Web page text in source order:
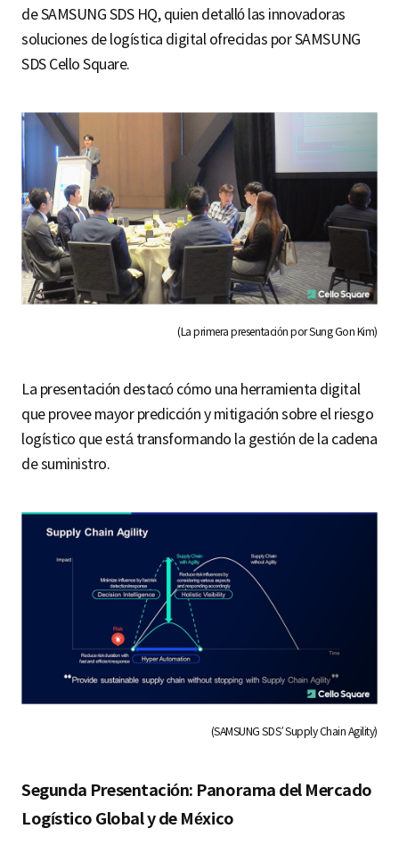
de SAMSUNG SDS HQ, quien detalló las innovadoras
soluciones de logística digital ofrecidas por SAMSUNG
SDS Cello Square.
(La primera presentación por Sung Gon Kim)
La presentación destacó cómo una herramienta digital
que provee mayor predicción y mitigación sobre el riesgo
logístico que está transformando la gestión de la cadena
de suministro.
(SAMSUNG SDS’ Supply Chain Agility)
Segunda Presentación: Panorama del Mercado
Logístico Global y de México